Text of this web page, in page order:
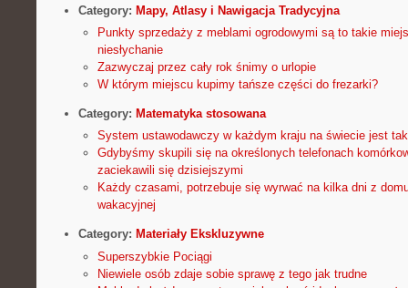
Category: Mapy, Atlasy i Nawigacja Tradycyjna
Punkty sprzedaży z meblami ogrodowymi są to takie
niesłychanie
Zazwyczaj przez cały rok śnimy o urlopie
W którym miejscu kupimy tańsze części do frezarki?
Category: Matematyka stosowana
System ustawodawczy w każdym kraju na świecie jest
Gdybyśmy skupili się na określonych telefonach
zaciekawili się dzisiejszymi
Każdy czasami, potrzebuje się wyrwać na kilka dni z
wakacyjnej
Category: Materiały Ekskluzywne
Superszybkie Pociągi
Niewiele osób zdaje sobie sprawę z tego jak trudne